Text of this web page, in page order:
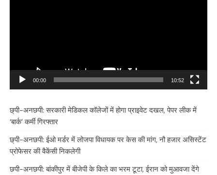
00:00 10:52
छ्पी-अनछपी: सरकारी मेडिकल कॉलेजों में होगा प्राइवेट दखल, पेपर लीक में
‘बार्क’ कर्मी गिरफ्तार
छ्पी-अनछपी: ईओ मर्डर में लोजपा विधायक पर केस की मांग, नौ हजार असिस्टेंट
प्रोफेसर की वैकेंसी निकलेगी
छपी-अनछपी: बांकीपुर में बीजेपी के किले का भरम टूटा, ईरान को मुआवजा देंगे